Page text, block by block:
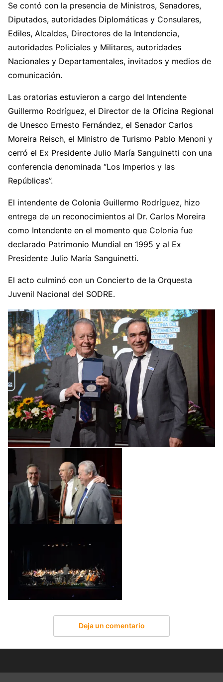
Se contó con la presencia de Ministros, Senadores,
Diputados, autoridades Diplomáticas y Consulares,
Ediles, Alcaldes, Directores de la Intendencia,
autoridades Policiales y Militares, autoridades
Nacionales y Departamentales, invitados y medios de
comunicación.
Las oratorias estuvieron a cargo del Intendente
Guillermo Rodríguez, el Director de la Oficina Regional
de Unesco Ernesto Fernández, el Senador Carlos
Moreira Reisch, el Ministro de Turismo Pablo Menoni y
cerró el Ex Presidente Julio María Sanguinetti con una
conferencia denominada “Los Imperios y las
Repúblicas”.
El intendente de Colonia Guillermo Rodríguez, hizo
entrega de un reconocimientos al Dr. Carlos Moreira
como Intendente en el momento que Colonia fue
declarado Patrimonio Mundial en 1995 y al Ex
Presidente Julio María Sanguinetti.
El acto culminó con un Concierto de la Orquesta
Juvenil Nacional del SODRE.
Deja un comentario